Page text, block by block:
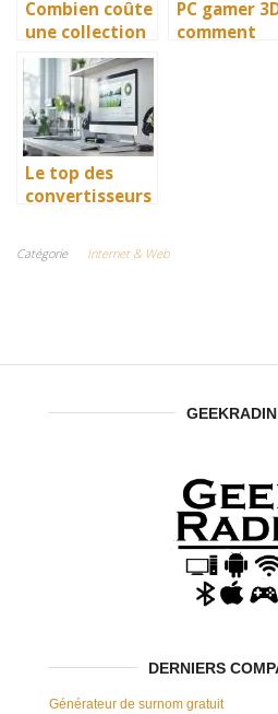
Combien coûte
une collection
de bandes
dessinées (et
comment la
commencer
avec 0€) ?
PC gamer
comment
Le top des
convertisseurs
gratuits
Catégorie Internet & Web
DERNIERS
Générateur de surnom gratuit